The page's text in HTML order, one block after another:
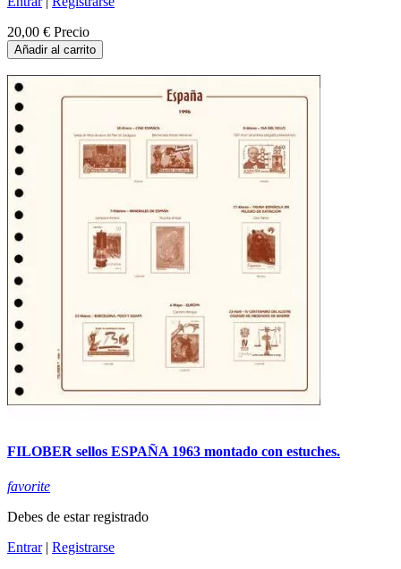
20,00 € Precio
Añadir al carrito
FILOBER sellos ESPAÑA 1963 montado con estuches.
favorite
Debes de estar registrado
Entrar| Registrarse